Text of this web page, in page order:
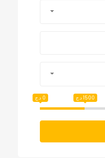
0 د.ج 1500 د.ج